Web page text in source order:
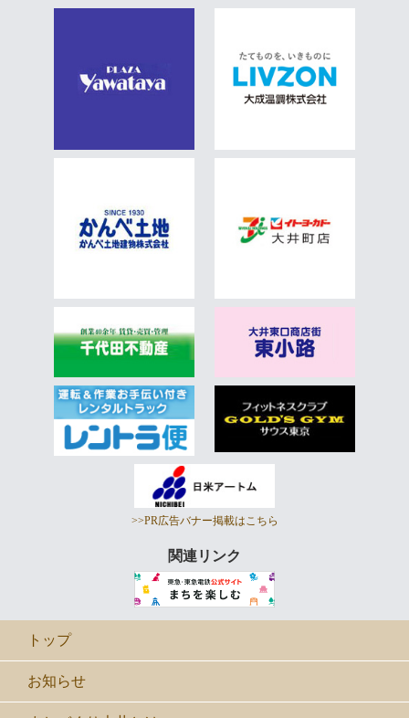
>>PR広告バナー掲載はこちら
関連リンク
トップ
お知らせ